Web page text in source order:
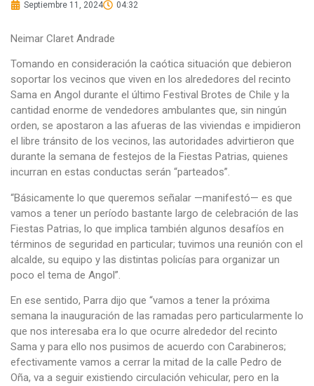
Septiembre 11, 2024 04:32
Neimar Claret Andrade
Tomando en consideración la caótica situación que debieron
soportar los vecinos que viven en los alrededores del recinto
Sama en Angol durante el último Festival Brotes de Chile y la
cantidad enorme de vendedores ambulantes que, sin ningún
orden, se apostaron a las afueras de las viviendas e impidieron
el libre tránsito de los vecinos, las autoridades advirtieron que
durante la semana de festejos de la Fiestas Patrias, quienes
incurran en estas conductas serán “parteados”.
“Básicamente lo que queremos señalar —manifestó— es que
vamos a tener un período bastante largo de celebración de las
Fiestas Patrias, lo que implica también algunos desafíos en
términos de seguridad en particular; tuvimos una reunión con el
alcalde, su equipo y las distintas policías para organizar un
poco el tema de Angol”.
En ese sentido, Parra dijo que “vamos a tener la próxima
semana la inauguración de las ramadas pero particularmente lo
que nos interesaba era lo que ocurre alrededor del recinto
Sama y para ello nos pusimos de acuerdo con Carabineros;
efectivamente vamos a cerrar la mitad de la calle Pedro de
Oña, va a seguir existiendo circulación vehicular, pero en la